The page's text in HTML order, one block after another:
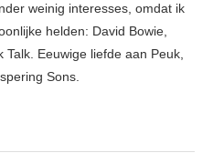
weinig interesses, omdat ik
helden: David Bowie,
Talk. Eeuwige liefde aan Peuk,
Sons.